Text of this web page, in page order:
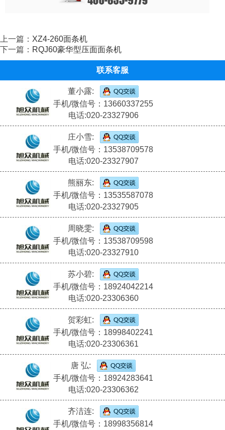
上一篇： XZ4-260面条机
下一篇： RQJ60豪华型压面面条机
联系客服
董小露:
手机/微信号：13660337255
电话:020-23327906
庄小雪:
手机/微信号：13538709578
电话:020-23327907
熊丽东:
手机/微信号：13535587078
电话:020-23327905
周晓雯:
手机/微信号：13538709598
电话:020-23327910
苏小碧:
手机/微信号：18924042214
电话:020-23306360
贺彩虹:
手机/微信号：18998402241
电话:020-23306361
唐 弘:
手机/微信号：18924283641
电话:020-23306362
齐洁连:
手机/微信号：18998356814